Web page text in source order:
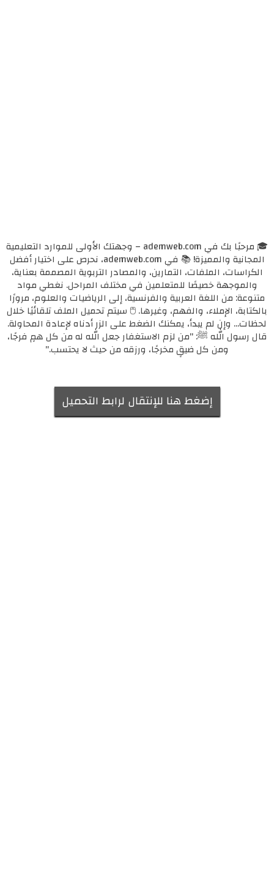
🎓 مرحبًا بك في ademweb.com – وجهتك الأولى للموارد التعليمية
المجانية والمميزة! 📚 في ademweb.com، نحرص على اختيار أفضل
الكراسات، الملفات، التمارين، والمصادر التربوية المصممة بعناية،
والموجهة خصيصًا للمتعلمين في مختلف المراحل. نغطي مواد
متنوعة: من اللغة العربية والفرنسية، إلى الرياضيات والعلوم، مرورًا
بالكتابة، الإملاء، والفهم، وغيرها. 🖱️ سيتم تحميل الملف تلقائيًا خلال
لحظات... وإن لم يبدأ، يمكنك الضغط على الزر أدناه لإعادة المحاولة.
قال رسول الله ﷺ: "من لزم الاستغفار جعل الله له من كل همٍ فرجًا،
ومن كل ضيقٍ مخرجًا، ورزقه من حيث لا يحتسب."
إضغط هنا للإنتقال لرابط التحميل